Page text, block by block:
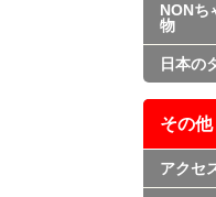
NONち
物
日本の
その他
アクセ